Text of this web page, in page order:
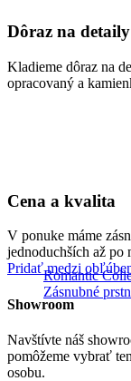
Romantic
Zásnubné
Dôraz na detaily
Kladieme dôraz na
opracovaný a
Cena a kvalita
V ponuke máme
jednoduchších až po
Pridať medzi
Showroom
Navštívte náš
pomôžeme vybrať
osobu.